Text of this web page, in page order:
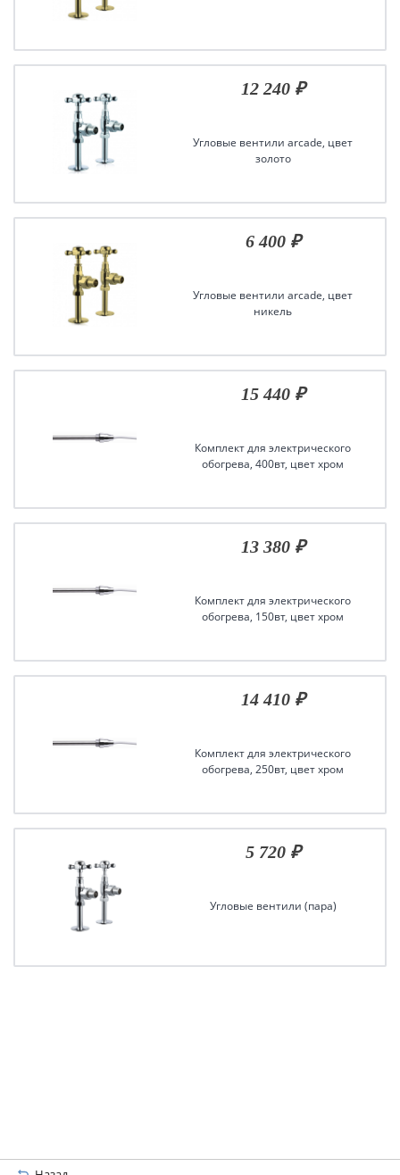
12 240 ₽
Угловые вентили arcade, цвет
золото
6 400 ₽
Угловые вентили arcade, цвет
никель
15 440 ₽
Комплект для электрического
обогрева, 400вт, цвет хром
13 380 ₽
Комплект для электрического
обогрева, 150вт, цвет хром
14 410 ₽
Комплект для электрического
обогрева, 250вт, цвет хром
5 720 ₽
Угловые вентили (пара)